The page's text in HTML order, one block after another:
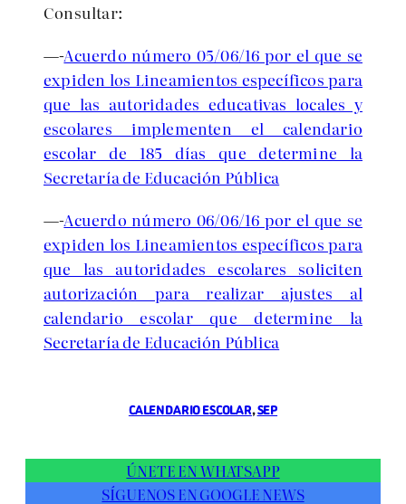
Consultar:
—-Acuerdo número 05/06/16 por el que se
expiden los Lineamientos específicos para
que las autoridades educativas locales y
escolares implementen el calendario
escolar de 185 días que determine la
Secretaría de Educación Pública
—-Acuerdo número 06/06/16 por el que se
expiden los Lineamientos específicos para
que las autoridades escolares soliciten
autorización para realizar ajustes al
calendario escolar que determine la
Secretaría de Educación Pública
CALENDARIO ESCOLAR, SEP
ÚNETE EN WHATSAPP
SÍGUENOS EN GOOGLE NEWS